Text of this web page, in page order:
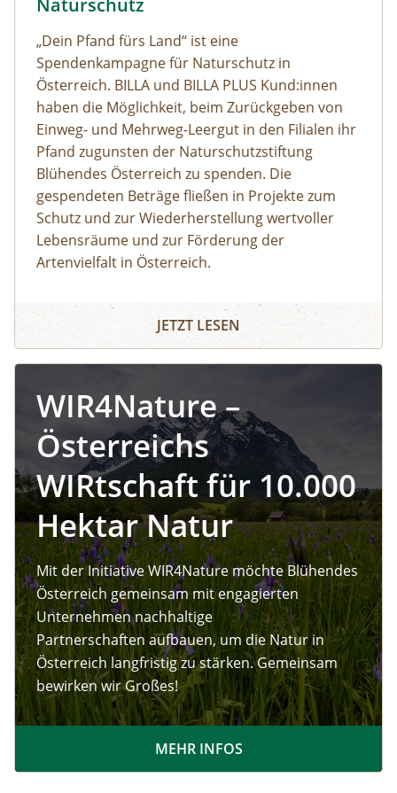
Naturschutz
„Dein Pfand fürs Land“ ist eine
Spendenkampagne für Naturschutz in
Österreich. BILLA und BILLA PLUS Kund:innen
haben die Möglichkeit, beim Zurückgeben von
Einweg- und Mehrweg-Leergut in den Filialen ihr
Pfand zugunsten der Naturschutzstiftung
Blühendes Österreich zu spenden. Die
gespendeten Beträge fließen in Projekte zum
Schutz und zur Wiederherstellung wertvoller
Lebensräume und zur Förderung der
Artenvielfalt in Österreich.
JETZT LESEN
WIR4Nature –
Österreichs
WIRtschaft für 10.000
Hektar Natur
Mit der Initiative WIR4Nature möchte Blühendes
Österreich gemeinsam mit engagierten
Unternehmen nachhaltige
Partnerschaften aufbauen, um die Natur in
Österreich langfristig zu stärken. Gemeinsam
bewirken wir Großes!
MEHR INFOS